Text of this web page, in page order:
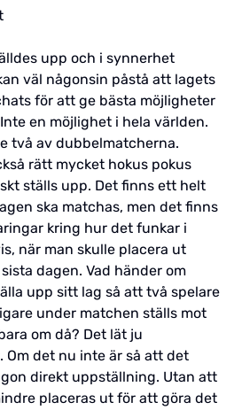
upp och i synnerhet
väl någonsin påstå att lagets
för att ge bästa möjligheter
en möjlighet i hela världen.
två av dubbelmatcherna.
rätt mycket hokus pokus
ställs upp. Det finns ett helt
ska matchas, men det finns
kring hur det funkar i
när man skulle placera ut
dagen. Vad händer om
upp sitt lag så att två spelare
under matchen ställs mot
om då? Det lät ju
Om det nu inte är så att det
direkt uppställning. Utan att
placeras ut för att göra det